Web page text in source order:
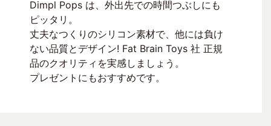
Dimpl Pops は、外出先での時間つぶしにも
ピッタリ。
丈夫なつくりのシリコン素材で、他には負け
ない品質とデザイン! Fat Brain Toys 社 正規
品のクオリティを実感しましょう。
プレゼントにもおすすめです。